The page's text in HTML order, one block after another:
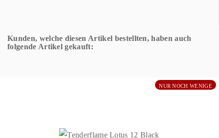
Kunden, welche diesen Artikel bestellten, haben auch
folgende Artikel gekauft:
NUR NOCH WENIGE